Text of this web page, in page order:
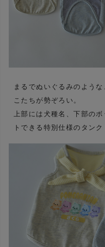
まるでぬいぐるみのよう
こたちが勢ぞろい。
上部には犬種名、下部の
トできる特別仕様のタン